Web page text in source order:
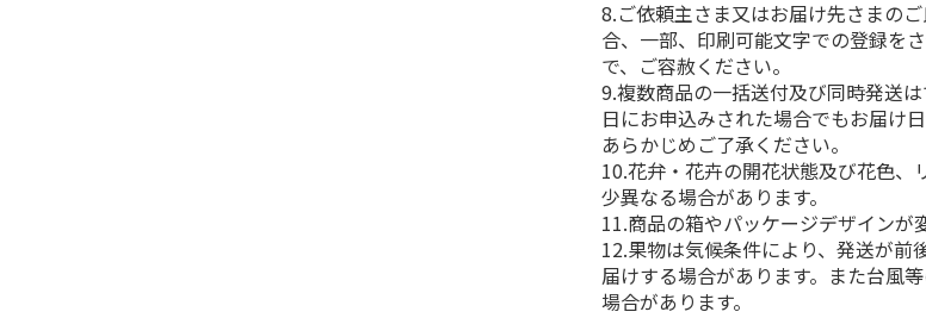
8.ご依頼主さま又はお届け先さまの
合、一部、印刷可能文字での登録を
で、ご容赦ください。
9.複数商品の一括送付及び同時発送
日にお申込みされた場合でもお届け
あらかじめご了承ください。
10.花弁・花卉の開花状態及び花色、
少異なる場合があります。
11.商品の箱やパッケージデザインが
12.果物は気候条件により、発送が前
届けする場合があります。また台風
場合があります。